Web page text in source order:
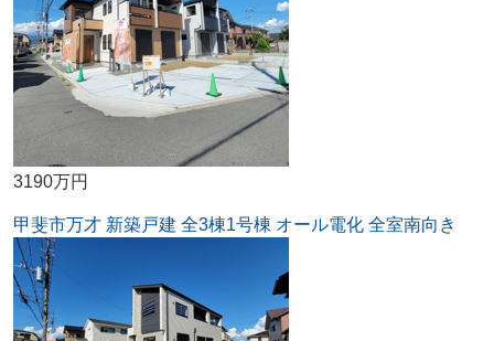
3190万円
甲斐市万才 新築戸建 全3棟1号棟 オール電化 全室南向き